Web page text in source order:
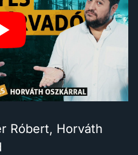
Róbert, Horváth